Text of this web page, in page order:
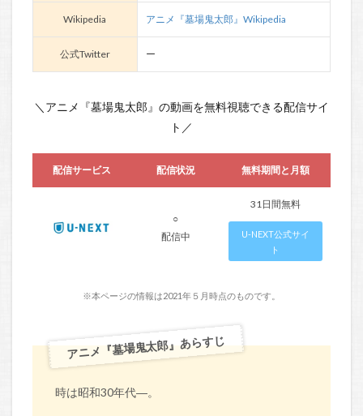
Wikipedia アニメ『墓場鬼太郎』Wikipedia
公式Twitter ー
＼アニメ『墓場鬼太郎』の動画を無料視聴できる配信サイ
ト／
配信サービス 配信状況 無料期間と月額
○
配信中
31日間無料
U-NEXT公式サイ
ト
※本ページの情報は2021年５月時点のものです。
アニメ『墓場鬼太郎』あらすじ
時は昭和30年代―。